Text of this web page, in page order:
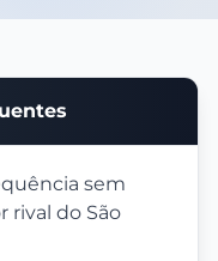
sem
rival do São